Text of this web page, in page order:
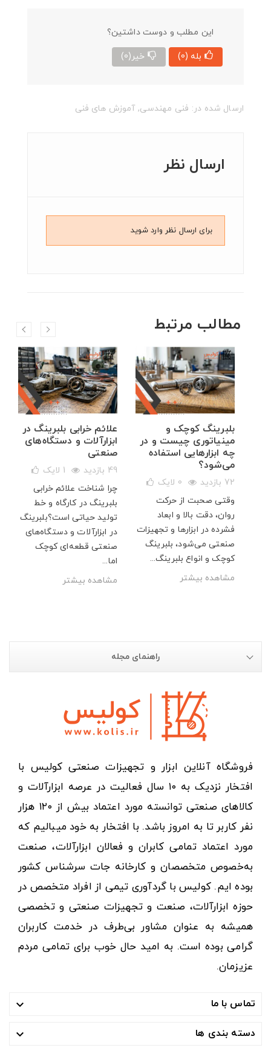
این مطلب و دوست داشتین؟
بله (0) خیر (0)
ارسال شده در: فنی مهندسی, آموزش های فنی
ارسال نظر
برای ارسال نظر وارد شوید
مطالب مرتبط
علائم خرابی بلبرینگ در
ابزارآلات و دستگاه‌های
صنعتی
49 بازدید 1 لایک
چرا شناخت علائم خرابی
بلبرینگ در کارگاه و خط
تولید حیاتی است؟بلبرینگ
در ابزارآلات و دستگاه‌های
صنعتی قطعه‌ای کوچک
اما...
مشاهده بیشتر
بلبرینگ کوچک و
مینیاتوری چیست و در
چه ابزارهایی استفاده
می‌شود؟
72 بازدید 0 لایک
وقتی صحبت از حرکت
روان، دقت بالا و ابعاد
فشرده در ابزارها و تجهیزات
صنعتی می‌شود، بلبرینگ
کوچک و انواع بلبرینگ...
مشاهده بیشتر
راهنمای مجله
فروشگاه آنلاین ابزار و تجهیزات صنعتی کولیس با
افتخار نزدیک به ۱۰ سال فعالیت در عرصه ابزارآلات و
کالاهای صنعتی توانسته مورد اعتماد بیش از ۱۲۰ هزار
نفر کاربر تا به امروز باشد. با افتخار به خود میبالیم که
مورد اعتماد تمامی کابران و فعالان ابزارآلات، صنعت
به‌خصوص متخصصان و کارخانه جات سرشناس کشور
بوده ایم. کولیس با گردآوری تیمی از افراد متخصص در
حوزه ابزارآلات، صنعت و تجهیزات صنعتی و تخصصی
همیشه به عنوان مشاور بی‌طرف در خدمت کاربران
گرامی بوده است. به امید حال خوب برای تمامی مردم
عزیزمان.
تماس با ما 
دسته بندی ها 